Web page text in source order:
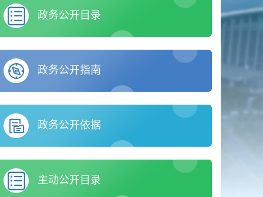
政务公开目录
政务公开指南
政务公开依据
主动公开目录